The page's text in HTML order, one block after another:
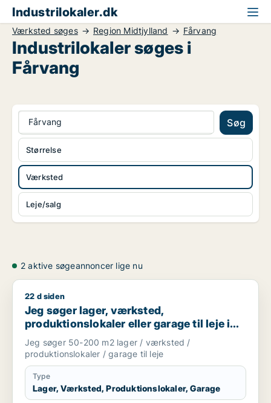
Industrilokaler.dk
Værksted søges Region Midtjylland Fårvang
Industrilokaler søges i
Fårvang
Fårvang Søg
Værksted
Leje/salg
Størrelse
2 aktive søgeannoncer lige nu
Jeg søger lager, værksted, produktionslokaler eller garage
22 d siden
Jeg søger lager, værksted,
produktionslokaler eller garage til leje i
Silkeborg
Jeg søger 50-200 m2 lager / værksted /
produktionslokaler / garage til leje
Type
Lager, Værksted, Produktionslokaler, Garage